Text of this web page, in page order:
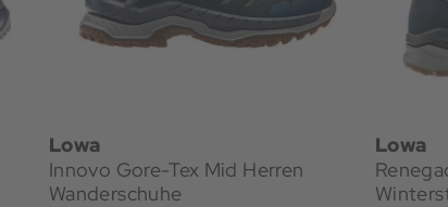
Lowa
Innovo Gore-Tex Mid Herren
Wanderschuhe
Lowa